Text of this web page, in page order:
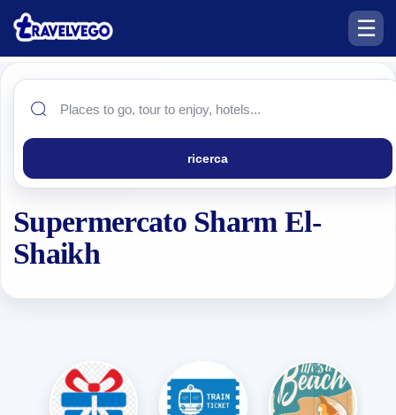
☰
ricerca
Supermercato Sharm El-
Shaikh